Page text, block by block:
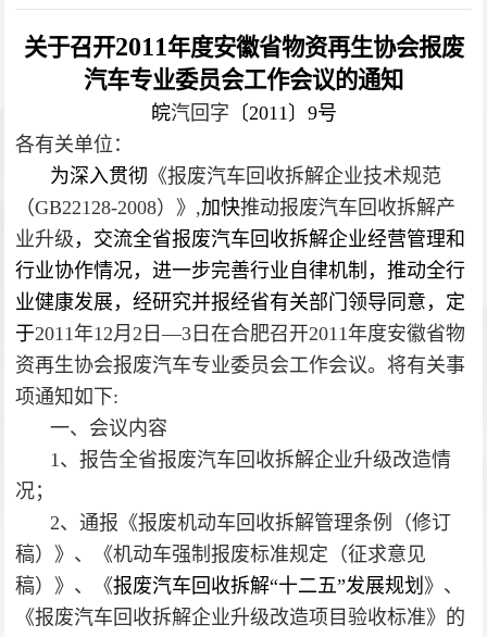
关于召开2011年度安徽省物资再生协会报废
汽车专业委员会工作会议的通知
皖汽回字 〔2011〕9号
各有关单位：
为深入贯彻 《报废汽车回收拆解企业技术规范
（GB22128-2008）》,加快推动报废汽车回收拆解产
业升级 ，交流全省报废汽车回收拆解企业经营管理和
行业协作情况，进一步完善行业自律机制，推动全行
业健康发展，经研究并报经省有关部门领导同意，定
于2011年12月2日—3日在合肥召开2011年度安徽省物
资再生协会报废汽车专业委员会工作会议。将有关事
项通知如下:
一、会议内容
1、报告全省报废汽车回收拆解企业升级改造情
况；
2、通报《报废机动车回收拆解管理条例（修订
稿）》、《机动车强制报废标准规定（征求意见
稿）》、《报废汽车回收拆解“十二五”发展规划 》、
《报废汽车回收拆解企业升级改造项目验收标准》的